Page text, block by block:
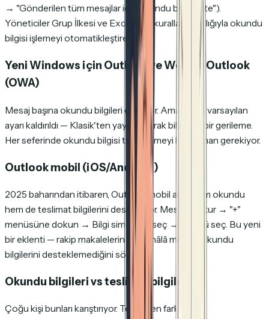
→ "Gönderilen tüm mesajlar için okundu bilgisi iste").
Yöneticiler Grup İlkesi ve Exchange kuralları aracılığıyla okundu
bilgisi işlemeyi otomatikleştirebilir.
Yeni Windows için Outlook ve Web'de Outlook
(OWA)
Mesaj başına okundu bilgileri çalışıyor. Ama genel varsayılan
ayarı kaldırıldı — Klasik'ten yaygın olarak bildirilen bir gerileme.
Her seferinde okundu bilgisi talep etmeyi hatırlaman gerekiyor.
Outlook mobil (iOS/Android)
2025 baharından itibaren, Outlook mobil artık hem okundu
hem de teslimat bilgilerini destekliyor. Mesaj oluştur → "+"
menüsüne dokun → Bilgi simgesini seç → türünü seç. Bu yeni
bir eklenti — rakip makalelerin çoğu hâlâ mobilin okundu
bilgilerini desteklemediğini söylüyor.
Okundu bilgileri vs teslimat bilgileri
Çoğu kişi bunları karıştırıyor. Temelden farklılar: